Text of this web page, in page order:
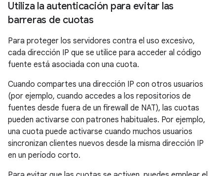
Utiliza la autenticación para evitar las
barreras de cuotas
Para proteger los servidores contra el uso excesivo,
cada dirección IP que se utilice para acceder al código
fuente está asociada con una cuota.
Cuando compartes una dirección IP con otros usuarios
(por ejemplo, cuando accedes a los repositorios de
fuentes desde fuera de un firewall de NAT), las cuotas
pueden activarse con patrones habituales. Por ejemplo,
una cuota puede activarse cuando muchos usuarios
sincronizan clientes nuevos desde la misma dirección IP
en un período corto.